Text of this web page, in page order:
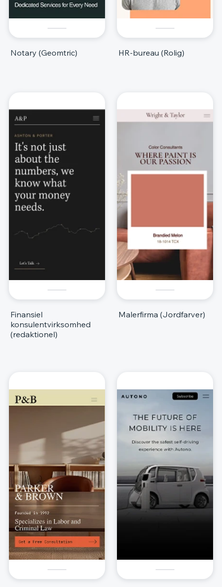
Notary (Geomtric) HR-bureau (Rolig)
Finansiel
konsulentvirksomhed
(redaktionel)
Malerfirma (Jordfarver)